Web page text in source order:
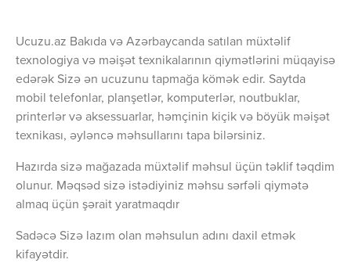
Ucuzu.az Bakıda və Azərbaycanda satılan müxtəlif
texnologiya və məişət texnikalarının qiymətlərini müqayisə
edərək Sizə ən ucuzunu tapmağa kömək edir. Saytda
mobil telefonlar, planşetlər, komputerlər, noutbuklar,
printerlər və aksessuarlar, həmçinin kiçik və böyük məişət
texnikası, əyləncə məhsullarını tapa bilərsiniz.
Hazırda sizə mağazada müxtəlif məhsul üçün təklif təqdim
olunur. Məqsəd sizə istədiyiniz məhsu sərfəli qiymətə
almaq üçün şərait yaratmaqdır
Sadəcə Sizə lazım olan məhsulun adını daxil etmək
kifayətdir.